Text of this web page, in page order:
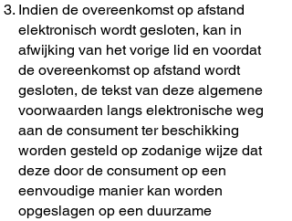
Indien de overeenkomst op afstand
elektronisch wordt gesloten, kan in
afwijking van het vorige lid en voordat
de overeenkomst op afstand wordt
gesloten, de tekst van deze algemene
voorwaarden langs elektronische weg
aan de consument ter beschikking
worden gesteld op zodanige wijze dat
deze door de consument op een
eenvoudige manier kan worden
opgeslagen op een duurzame